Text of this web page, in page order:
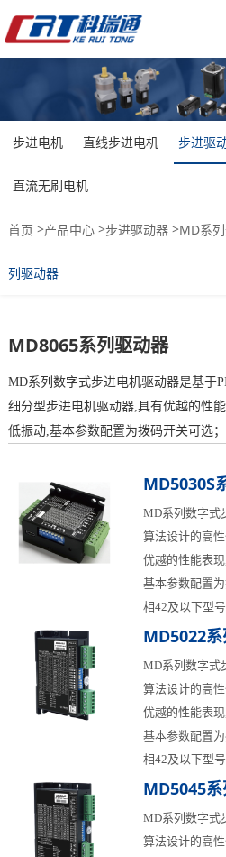
步进电机 直线步进电机 步进驱
直流无刷电机
首页 >产品中心>步进驱动器>MD系
列驱动器
MD8065系列驱动器
MD系列数字式步进电机驱动器是基于
细分型步进电机驱动器,具有优越的性
低振动,基本参数配置为拨码开关可选；
MD5030S
MD系列数字式
算法设计的高
优越的性能表
基本参数配置
相42及以下型号
MD5022
MD系列数字式
算法设计的高
优越的性能表
基本参数配置
相42及以下型号
MD5045
MD系列数字式
算法设计的高